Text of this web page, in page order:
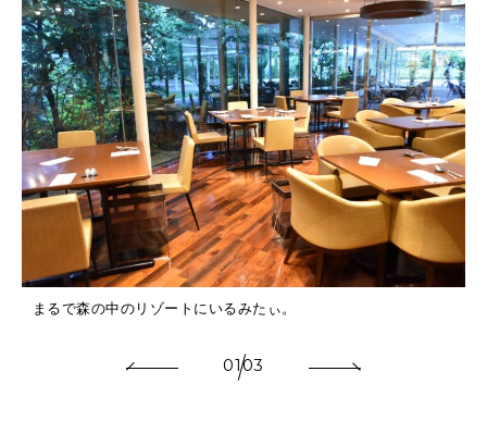
まるで森の中のリゾートにいるみたぃ。
0103